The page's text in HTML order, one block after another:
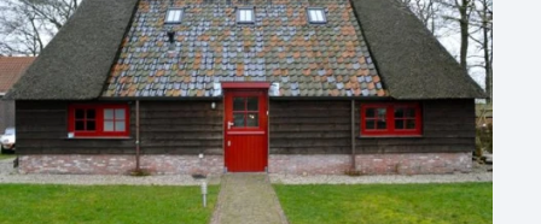
1 - 5 zalen
6 - 10 zalen
10 of meer zalen
Aantal personen
1 - 50 personen
50 - 100 personen